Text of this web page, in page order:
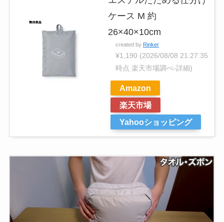
ケース M 約
26×40×10cm
created by Rinker
¥1,190 (2026/08/08 21:27:35
時点 楽天市場調べ-詳細)
Amazon
楽天市場
Yahooショッピング